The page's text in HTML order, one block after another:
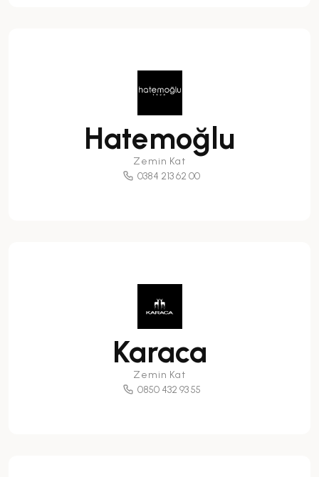
Hatemoğlu
Zemin Kat
0384 213 62 00
Karaca
Zemin Kat
0850 432 93 55